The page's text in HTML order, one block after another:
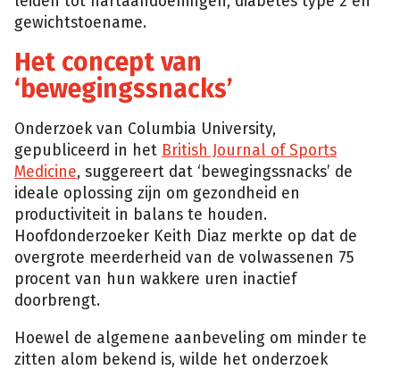
gewichtstoename.
Het concept van
‘bewegingssnacks’
Onderzoek van Columbia University,
gepubliceerd in het British Journal of Sports
Medicine, suggereert dat ‘bewegingssnacks’ de
ideale oplossing zijn om gezondheid en
productiviteit in balans te houden.
Hoofdonderzoeker Keith Diaz merkte op dat de
overgrote meerderheid van de volwassenen 75
procent van hun wakkere uren inactief
doorbrengt.
Hoewel de algemene aanbeveling om minder te
zitten alom bekend is, wilde het onderzoek